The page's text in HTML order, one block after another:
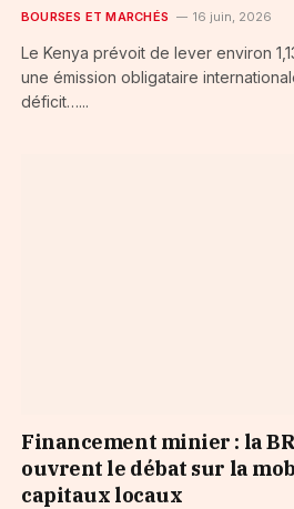
BOURSES ET MARCHÉS 16 juin, 2026
Le Kenya prévoit de lever environ
une émission obligataire
déficit…...
Financement minier : la
ouvrent le débat sur la
capitaux locaux